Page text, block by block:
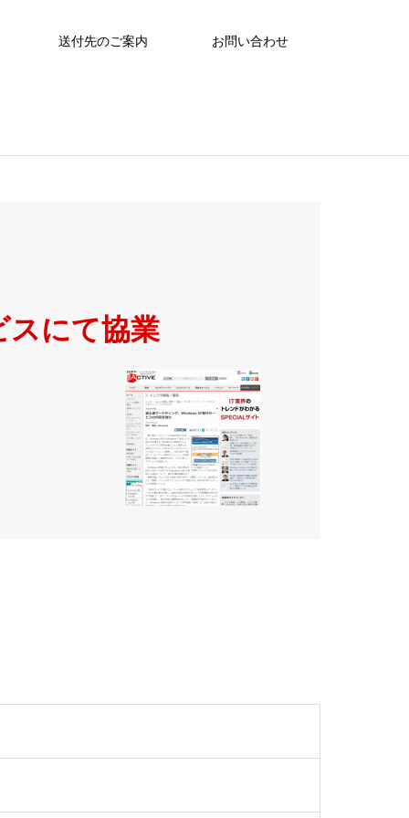
送付先のご案内 お問い合わせ
スにて協業